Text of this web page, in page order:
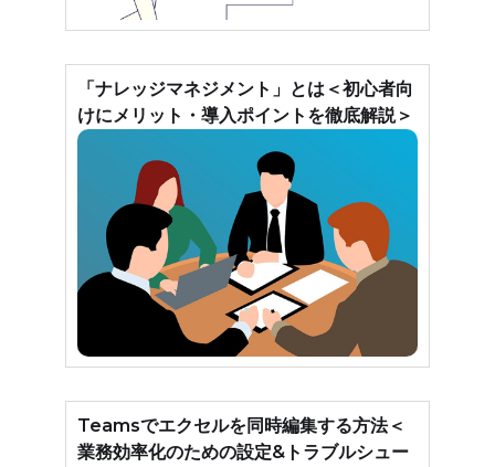
「ナレッジマネジメント」とは＜初心者向
けにメリット・導入ポイントを徹底解説＞
Teamsでエクセルを同時編集する方法＜
業務効率化のための設定&トラブルシュー